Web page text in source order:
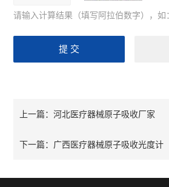
请输入计算结果（填写阿拉伯数字），如
上一篇：河北医疗器械原子吸收厂家
下一篇： 广西医疗器械原子吸收光度计